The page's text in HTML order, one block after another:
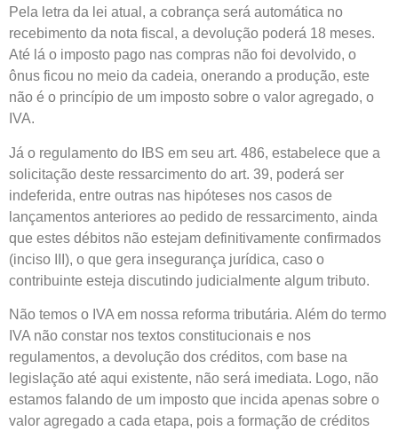
Pela letra da lei atual, a cobrança será automática no
recebimento da nota fiscal, a devolução poderá 18 meses.
Até lá o imposto pago nas compras não foi devolvido, o
ônus ficou no meio da cadeia, onerando a produção, este
não é o princípio de um imposto sobre o valor agregado, o
IVA.
Já o regulamento do IBS em seu art. 486, estabelece que a
solicitação deste ressarcimento do art. 39, poderá ser
indeferida, entre outras nas hipóteses nos casos de
lançamentos anteriores ao pedido de ressarcimento, ainda
que estes débitos não estejam definitivamente confirmados
(inciso III), o que gera insegurança jurídica, caso o
contribuinte esteja discutindo judicialmente algum tributo.
Não temos o IVA em nossa reforma tributária. Além do termo
IVA não constar nos textos constitucionais e nos
regulamentos, a devolução dos créditos, com base na
legislação até aqui existente, não será imediata. Logo, não
estamos falando de um imposto que incida apenas sobre o
valor agregado a cada etapa, pois a formação de créditos